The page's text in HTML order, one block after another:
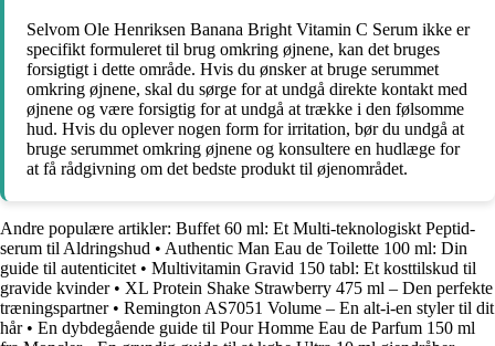
Selvom Ole Henriksen Banana Bright Vitamin C Serum ikke er
specifikt formuleret til brug omkring øjnene, kan det bruges
forsigtigt i dette område. Hvis du ønsker at bruge serummet
omkring øjnene, skal du sørge for at undgå direkte kontakt med
øjnene og være forsigtig for at undgå at trække i den følsomme
hud. Hvis du oplever nogen form for irritation, bør du undgå at
bruge serummet omkring øjnene og konsultere en hudlæge for
at få rådgivning om det bedste produkt til øjenområdet.
Andre populære artikler: Buffet 60 ml: Et Multi-teknologiskt Peptid-
serum til Aldringshud • Authentic Man Eau de Toilette 100 ml: Din
guide til autenticitet • Multivitamin Gravid 150 tabl: Et kosttilskud til
gravide kvinder• XL Protein Shake Strawberry 475 ml – Den perfekte
træningspartner• Remington AS7051 Volume – En alt-i-en styler til dit
hår• En dybdegående guide til Pour Homme Eau de Parfum 150 ml